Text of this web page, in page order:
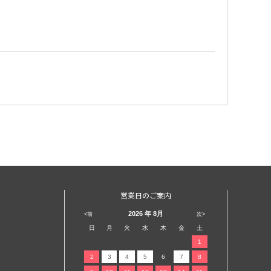
営業日のご案内
<前 次>
2026 年 8月
日 月 火 水 木 金 土
1
2 3 4 5 6 7 8